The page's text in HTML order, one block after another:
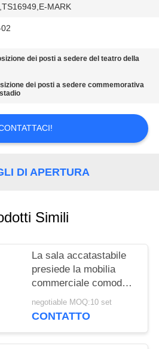
MARK
dei posti a sedere del teatro della
dei posti a sedere commemorativa
DI APERTURA
Simili
La sala accatastabile
presiede la mobilia
commerciale comoda
con il blocco
negotiable MOQ:10 set
CONTATTO